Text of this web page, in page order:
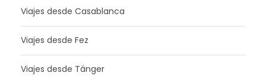
Viajes desde Casablanca
Viajes desde Fez
Viajes desde Tánger